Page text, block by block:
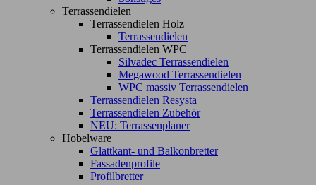
Terrassendielen
Terrassendielen Holz
Terrassendielen
Terrassendielen WPC
Silvadec Terrassendielen
Megawood Terrassendielen
WPC massiv Terrassendielen
Terrassendielen Resysta
Terrassendielen Zubehör
NEU: Terrassenplaner
Hobelware
Glattkant- und Balkonbretter
Fassadenprofile
Profilbretter